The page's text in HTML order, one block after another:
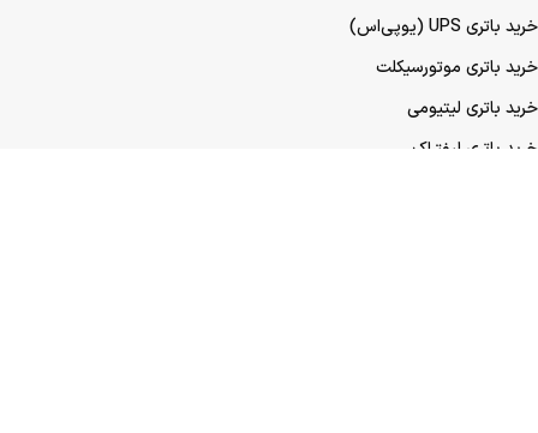
خرید باتری UPS (یو‌پی‌اس)
خرید باتری موتورسیکلت
خرید باتری لیتیومی
خرید باتری لیفتراک